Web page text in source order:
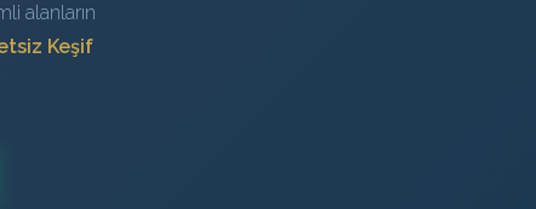
alanların
Keşif